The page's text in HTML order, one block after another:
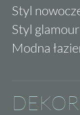
Styl
Styl
Modna